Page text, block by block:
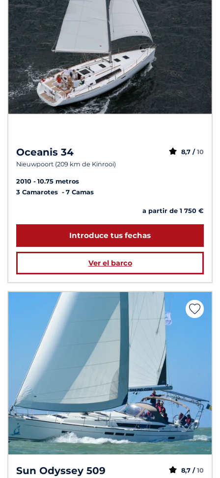
Oceanis 34
Nieuwpoort (209 km de Kinrooi)
8,7 / 10
2010
10.75 metros
3 Camarotes
7 Camas
a partir de 1 750 €
Introduce tus fechas
Ver el barco
Sun Odyssey 509 8,7 / 10